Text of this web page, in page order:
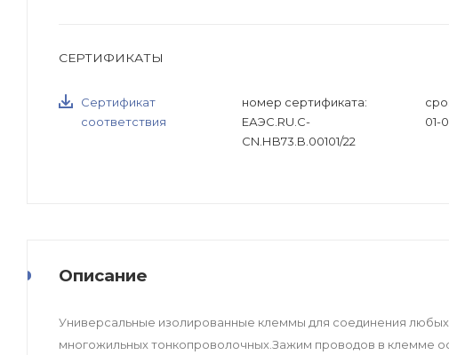
СЕРТИФИКАТЫ
Сертификат
соответствия
номер сертификата:
ЕАЭС.RU.С-
CN.НB73.B.00101/22
01-
Описание
Универсальные изолированные клеммы для соединения
многожильных тонкопроволочных.Зажим проводов в клемме